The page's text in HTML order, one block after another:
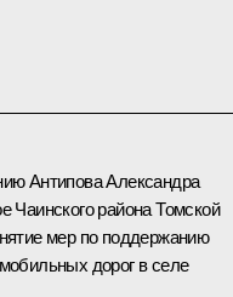
Антипова Александра
Чаинского района Томской
мер по поддержанию
дорог в селе